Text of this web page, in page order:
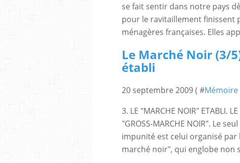
se fait sentir dans notre pays
pour le ravitaillement finissent
ménagères françaises. Elles
Le Marché Noir (3/
établi
20 septembre 2009 ( #Mémoire
3. LE "MARCHE NOIR" ETABLI.
"GROSS-MARCHE NOIR". Le
impunité est celui organisé par
marché noir", qui englobe non